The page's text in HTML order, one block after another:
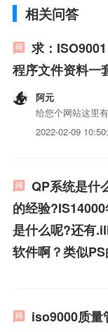
相关问答
求：
程序文件资料一
阿元
给您个网站这里有
2022-02-09
QP系统是什
的经验
是什么呢?还有
软件啊？类似PS
iso9000质量